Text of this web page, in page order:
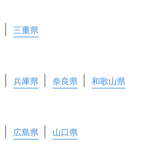
三重県
兵庫県 奈良県 和歌山県
広島県 山口県